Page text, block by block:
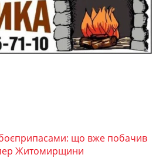
що вже побачив
Житомирщини